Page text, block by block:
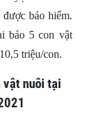
bảo hiểm.
báo 5 con vật
triệu/con.
vật nuôi tại